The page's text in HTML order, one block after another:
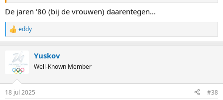
De jaren '80 (bij de vrouwen) daarentegen...
R
e
t
s
eddy
Yuskov
Well-Known Member
18 jul 2025 #38